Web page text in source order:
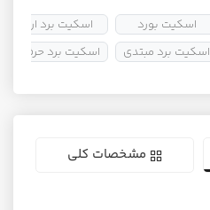
اسکیت بورد
اسکیت برد مبتدی
اسکیت برد ارزان
اسکیت برد حرفه ای
مشخصات کلی